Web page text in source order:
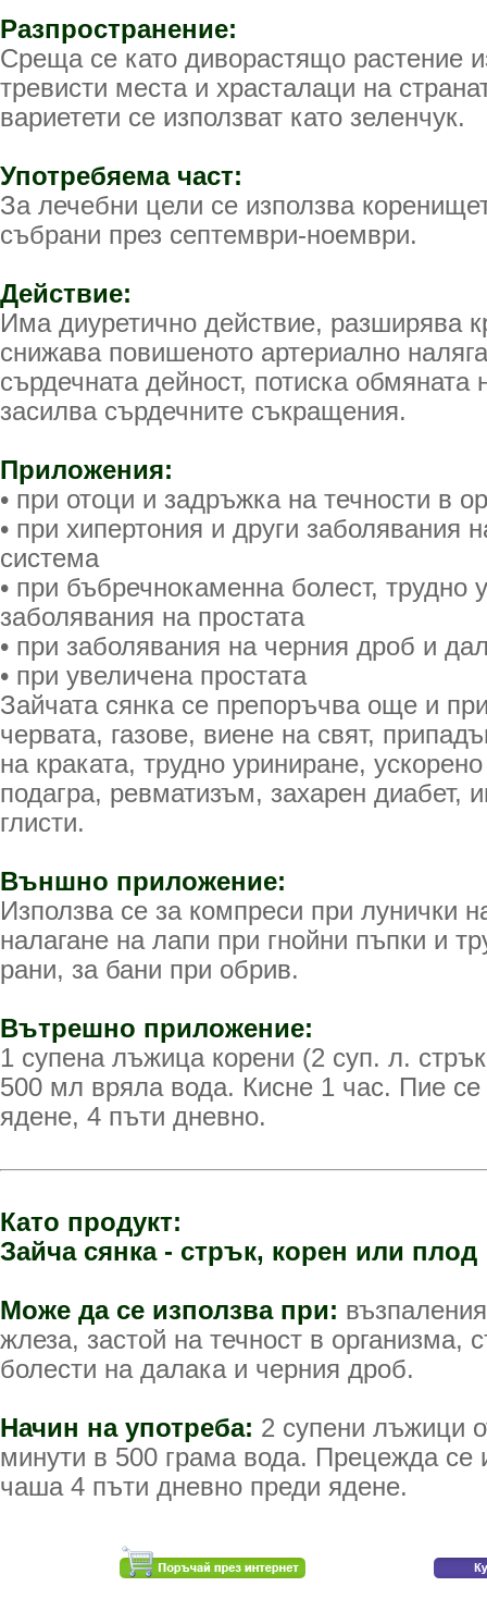
Разпространение:
Среща се като диворастящо растение
тревисти места и храсталаци на
вариетети се използват като зеленчук.
Употребяема част:
За лечебни цели се използва
събрани през септември-ноември.
Действие:
Има диуретично действие, разширява
снижава повишеното артериално
сърдечната дейност, потиска обмяната
засилва сърдечните съкращения.
Приложения:
• при отоци и задръжка на течности в
• при хипертония и други заболявания
система
• при бъбречнокаменна болест, трудно
заболявания на простата
• при заболявания на черния дроб и
• при увеличена простата
Зайчата сянка се препоръчва още и
червата, газове, виене на свят,
на краката, трудно уриниране,
подагра, ревматизъм, захарен диабет,
глисти.
Външно приложение:
Използва се за компреси при лунички
налагане на лапи при гнойни пъпки и
рани, за бани при обрив.
Вътрешно приложение:
1 супена лъжица корени (2 суп. л.
500 мл вряла вода. Кисне 1 час. Пие
ядене, 4 пъти дневно.
Като продукт:
Зайча сянка - стрък, корен или плод
Може да се използва при:
жлеза, застой на течност в организма,
болести на далака и черния дроб.
Начин на употреба: 2 супени лъжици
минути в 500 грама вода. Прецежда се
чаша 4 пъти дневно преди ядене.